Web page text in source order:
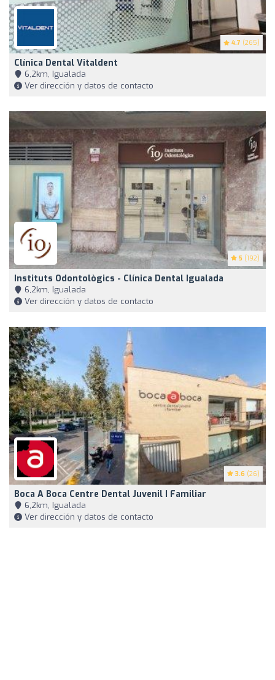
4.7 (265)
Clínica Dental Vitaldent
6,2km, Igualada
Ver dirección y datos de contacto
5 (192)
Instituts Odontològics - Clínica Dental Igualada
6,2km, Igualada
Ver dirección y datos de contacto
3.6 (26)
Boca A Boca Centre Dental Juvenil I Familiar
6,2km, Igualada
Ver dirección y datos de contacto